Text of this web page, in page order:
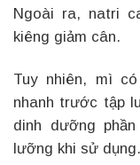
Ngoài ra, natri
kiêng giảm cân.
Tuy nhiên, mì
nhanh trước tập
dinh dưỡng
lưỡng khi sử dụng.